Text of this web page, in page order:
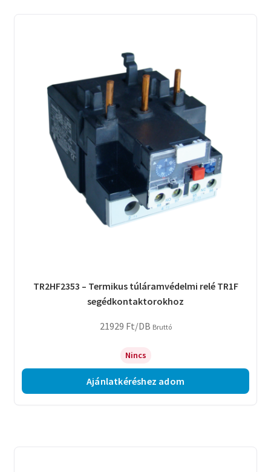
TR2HF2353 – Termikus túláramvédelmi relé TR1F
segédkontaktorokhoz
21929 Ft/DB Bruttó
Nincs
Ajánlatkéréshez adom